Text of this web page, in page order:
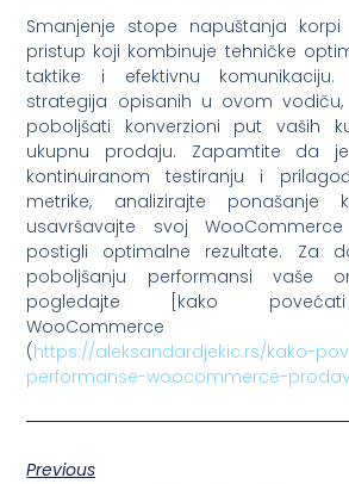
Smanjenje stope napuštanja
pristup koji kombinuje tehničke
taktike i efektivnu komunikaciju.
strategija opisanih u ovom
poboljšati konverzioni put vaših
ukupnu prodaju. Zapamtite da
kontinuiranom testiranju i
metrike, analizirajte
usavršavajte svoj
postigli optimalne rezultate. Za
poboljšanju performansi vaše
pogledajte [kako
WooCommerce
(https://aleksandardjekic.rs/kako-
performanse-woocommerce-
Previous